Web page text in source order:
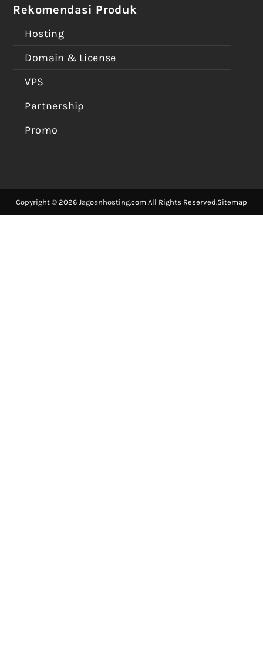
Rekomendasi Produk
Hosting
Domain & License
VPS
Partnership
Promo
Copyright © 2026 Jagoanhosting.com All Rights Reserved.Sitemap